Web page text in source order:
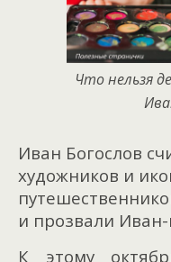
Что нельзя
Иван Богослов
художников и
и прозвали Иван-
К этому